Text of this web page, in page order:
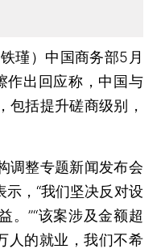
瑾） 中国商务部5月
作出回应称，中国与
包括提升磋商级别，
整专题新闻发布会
示，“我们坚决反对设
。”“该案涉及金额超
人的就业，我们不希